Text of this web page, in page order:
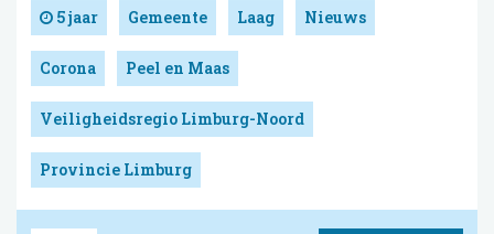
5 jaar Gemeente Laag Nieuws
Corona Peel en Maas
Veiligheidsregio Limburg-Noord
Provincie Limburg